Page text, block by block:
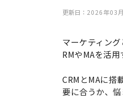
更新日： 2026年03
マーケティン
RMやMAを活
CRMとMAに搭
要に合うか、